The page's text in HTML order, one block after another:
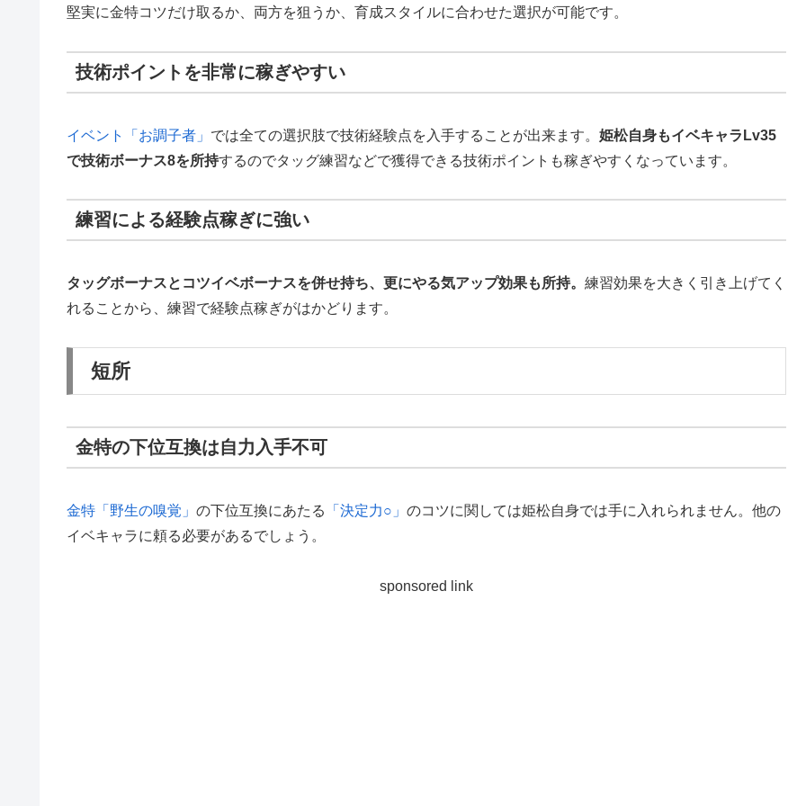
堅実に金特コツだけ取るか、両方を狙うか、育成スタイルに合わせた選択が可能です。
技術ポイントを非常に稼ぎやすい
イベント「お調子者」 では全ての選択肢で技術経験点を入手することが出来ます。 姫松自身もイベキャラLv35
で技術ボーナス8を所持するのでタッグ練習などで獲得できる技術ポイントも稼ぎやすくなっています。
練習による経験点稼ぎに強い
タッグボーナスとコツイベボーナスを併せ持ち、更にやる気アップ効果も所持。 練習効果を大きく引き上げてく
れることから、練習で経験点稼ぎがはかどります。
短所
金特の下位互換は自力入手不可
金特「野生の嗅覚」 の下位互換にあたる 「決定力○」 のコツに関しては姫松自身では手に入れられません。他の
イベキャラに頼る必要があるでしょう。
sponsored link